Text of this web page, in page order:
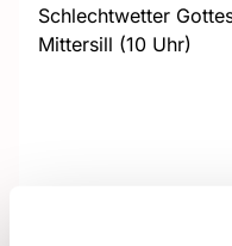
Schlechtwetter
Mittersill (10 Uhr)